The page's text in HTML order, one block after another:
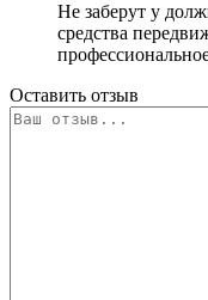
Не заберут у
средства
Оставить отзыв